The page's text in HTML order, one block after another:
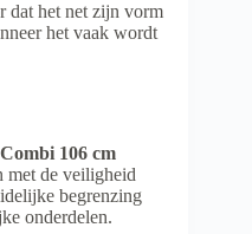
dat het net zijn vorm
het vaak wordt
106 cm
met de veiligheid
begrenzing
onderdelen.